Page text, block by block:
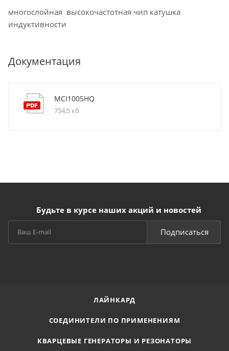
многослойная высокочастотная чип катушка
индуктивности
Документация
MCI1005HQ
754,5 кб
Будьте в курсе наших акций и новостей
Подписаться
ЛАЙНКАРД
СОЕДИНИТЕЛИ ПО ПРИМЕНЕНИЯМ
КВАРЦЕВЫЕ ГЕНЕРАТОРЫ И РЕЗОНАТОРЫ